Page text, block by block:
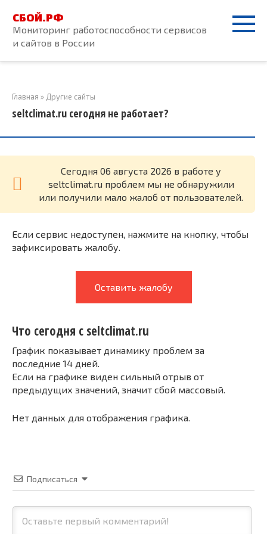
контенту
СБОЙ.РФ
Мониторинг работоспособности сервисов
и сайтов в России
Главная » Другие сайты
seltclimat.ru сегодня не работает?
Cегодня 06 августа 2026 в работе у
seltclimat.ru проблем мы не обнаружили
или получили мало жалоб от пользователей.
Если сервис недоступен, нажмите на кнопку, чтобы
зафиксировать жалобу.
Оставить жалобу
Что сегодня с seltclimat.ru
График показывает динамику проблем за
последние 14 дней.
Если на графике виден сильный отрыв от
предыдущих значений, значит сбой массовый.
Нет данных для отображения графика.
Подписаться